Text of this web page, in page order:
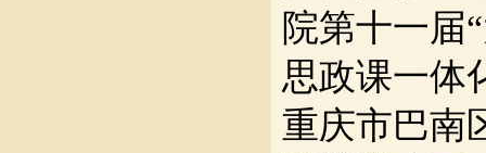
院第十一届
思政课一体
重庆市巴南